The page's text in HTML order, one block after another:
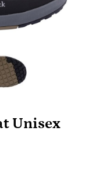
Unisex